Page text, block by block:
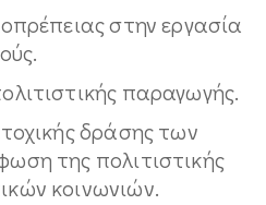
στην εργασία
παραγωγής.
δράσης των
της πολιτιστικής
κοινωνιών.